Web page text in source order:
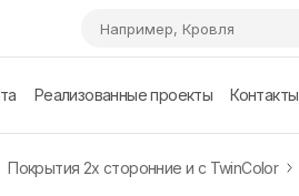
Реализованные проекты Контакты
Покрытия 2х сторонние и с TwinColor